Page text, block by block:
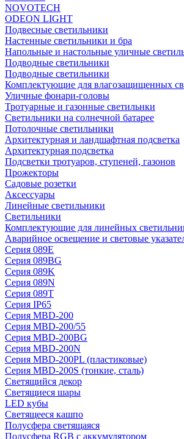
NOVOTECH
ODEON LIGHT
Подвесные светильники
Настенные светильники и бра
Напольные и настольные уличные
Подводные светильники
Подводные светильники
Комплектующие для влагозащищенных
Уличные фонари-головы
Тротуарные и газонные светильнки
Светильники на солнечной батарее
Потолочные светильники
Архитектурная и ландшафтная подсветка
Архитектурная подсветка
Подсветки тротуаров, ступеней, газонов
Прожекторы
Садовые розетки
Аксессуары
Линейные светильники
Светильники
Комплектующие для линейных
Аварийное освещение и световые
Серия 089E
Серия 089BG
Серия 089K
Серия 089N
Серия 089T
Серия IP65
Серия MBD-200
Серия MBD-200/55
Серия MBD-200BG
Серия MBD-200N
Серия MBD-200PL (пластиковые)
Серия MBD-200S (тонкие, сталь)
Светящийся декор
Светящиеся шары
LED кубы
Светящееся кашпо
Полусфера светящаяся
Полусфера RGB с аккумулятором